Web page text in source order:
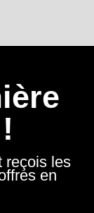
reçois les
en